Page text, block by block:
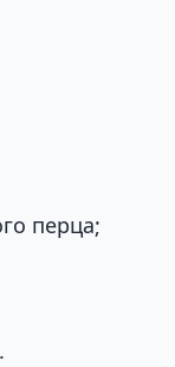
перца;